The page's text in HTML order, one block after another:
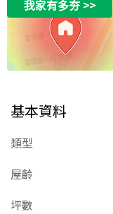
我家有多夯>>
基本資料
類型
屋齡
坪數